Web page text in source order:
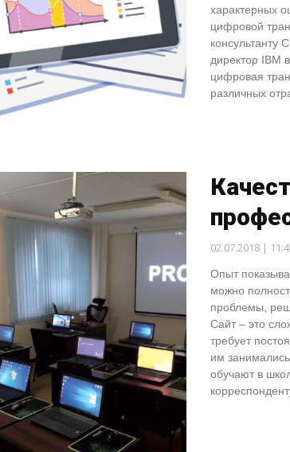
характерных
цифровой
консультанту
директор IBM
цифровая
различных
02.07.2018 |
Опыт
можно
проблемы,
Сайт – это
требует
им
обучают в